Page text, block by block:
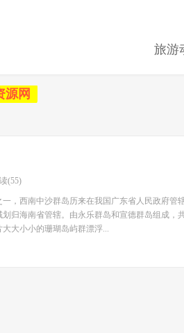
旅游
源网
(55)
，西南中沙群岛历来在我国广东省人民政府管
归海南省管辖。由永乐群岛和宣德群岛组成，
大小小的珊瑚岛屿群漂浮...